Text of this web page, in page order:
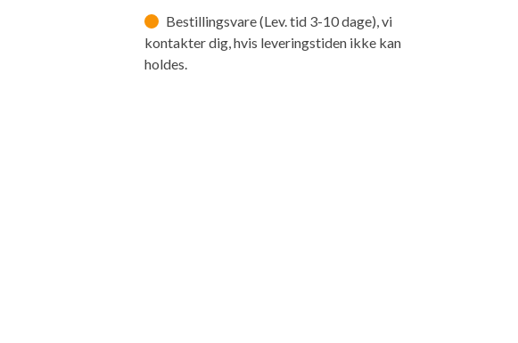
Bestillingsvare (Lev. tid 3-10 dage), vi
kontakter dig, hvis leveringstiden ikke kan
holdes.